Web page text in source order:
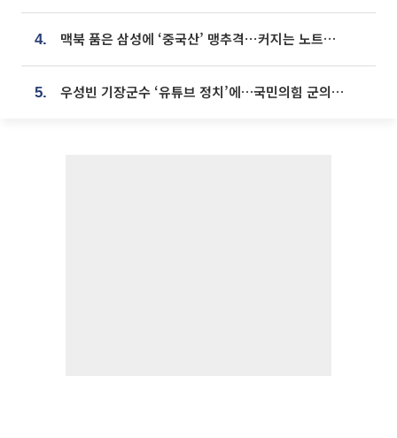
4. 맥북 품은 삼성에 ‘중국산’ 맹추격⋯커지는 노트북 OLED 시장
5. 우성빈 기장군수 ‘유튜브 정치’에…국민의힘 군의원들 집단 반발